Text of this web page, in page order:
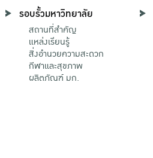
รอบรั้วมหาวิทยาลัย
สถานที่สำคัญ
แหล่งเรียนรู้
สิ่งอำนวยความสะดวก
กีฬาและสุขภาพ
ผลิตภัณฑ์ มก.